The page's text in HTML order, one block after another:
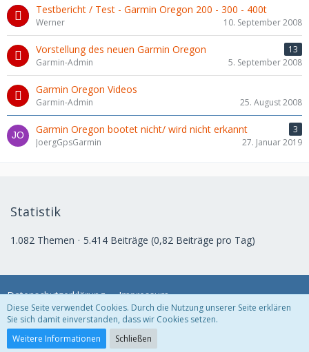
Testbericht / Test - Garmin Oregon 200 - 300 - 400t
Werner 10. September 2008
Vorstellung des neuen Garmin Oregon
13
Garmin-Admin
5. September 2008
Garmin Oregon Videos
Garmin-Admin 25. August 2008
Garmin Oregon bootet nicht/ wird nicht erkannt
3
JoergGpsGarmin
27. Januar 2019
Statistik
1.082 Themen 5.414 Beiträge (0,82 Beiträge pro Tag)
Datenschutzerklärung Impressum
Community-Software:
Diese Seite verwendet Cookies. Durch die Nutzung unserer Seite erklären
Sie sich damit einverstanden, dass wir Cookies setzen.
Weitere Informationen
Schließen